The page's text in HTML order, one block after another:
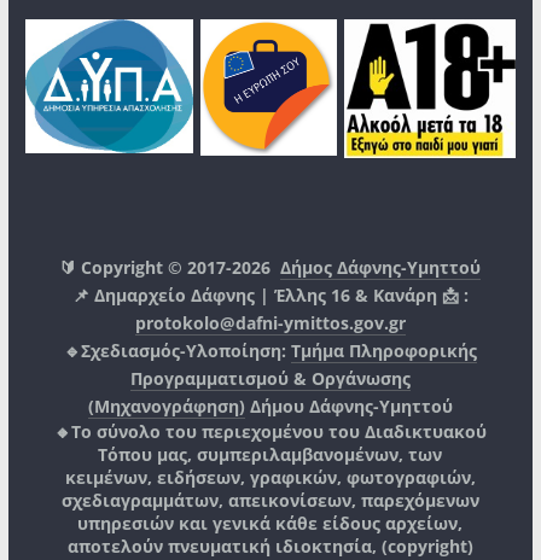
🔰 Copyright © 2017-2026Δήμος Δάφνης-Υμηττού
📌 Δημαρχείο Δάφνης | Έλλης 16 & Κανάρη 📩 :
protokolo@dafni-ymittos.gov.gr
🔹Σχεδιασμός-Υλοποίηση: Τμήμα Πληροφορικής
Προγραμματισμού & Οργάνωσης
(Μηχανογράφηση) Δήμου Δάφνης-Υμηττού
🔸Το σύνολο του περιεχομένου του Διαδικτυακού
Τόπου μας, συμπεριλαμβανομένων, των
κειμένων, ειδήσεων, γραφικών, φωτογραφιών,
σχεδιαγραμμάτων, απεικονίσεων, παρεχόμενων
υπηρεσιών και γενικά κάθε είδους αρχείων,
αποτελούν πνευματική ιδιοκτησία, (copyright)